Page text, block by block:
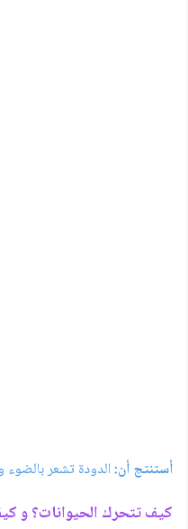
أستنتج أن:الدودة تشعر
كيف تتحرك الحيوانات؟ و